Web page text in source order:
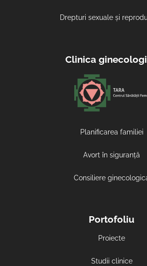
Drepturi sexuale și
Clinica
Planificarea familiei
Avort în siguranță
Consiliere
Portofoliu
Proiecte
Studii clinice